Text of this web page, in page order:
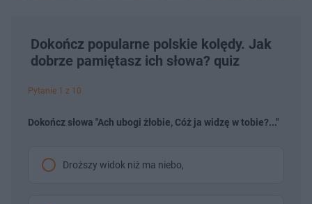
Dokończ popularne polskie kolędy. Jak
dobrze pamiętasz ich słowa? quiz
Pytanie 1 z 10
Dokończ słowa "Ach ubogi żłobie, Cóż ja widzę w tobie?..."
Droższy widok niż ma niebo,